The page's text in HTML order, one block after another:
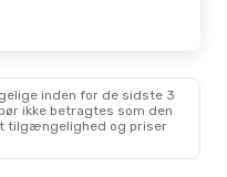
inden for de sidste 3
ikke betragtes som den
tilgængelighed og priser